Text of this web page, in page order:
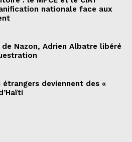
nationale face aux
Nazon, Adrien Albatre libéré
deviennent des «